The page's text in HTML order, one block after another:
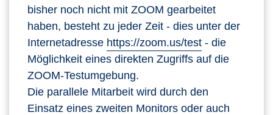
bisher noch nicht mit ZOOM gearbeitet
haben, besteht zu jeder Zeit - dies unter der
Internetadresse https://zoom.us/test - die
Möglichkeit eines direkten Zugriffs auf die
ZOOM-Testumgebung.
Die parallele Mitarbeit wird durch den
Einsatz eines zweiten Monitors oder auch